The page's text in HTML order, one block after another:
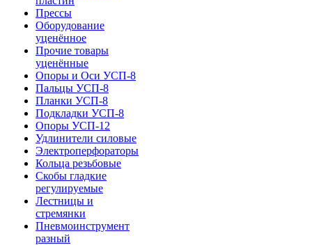
Прессы
Оборудование
уценённое
Прочие товары
уценённые
Опоры и Оси УСП-8
Пальцы УСП-8
Планки УСП-8
Подкладки УСП-8
Опоры УСП-12
Удлинители силовые
Электроперфораторы
Кольца резьбовые
Скобы гладкие
регулируемые
Лестницы и
стремянки
Пневмоинструмент
разный